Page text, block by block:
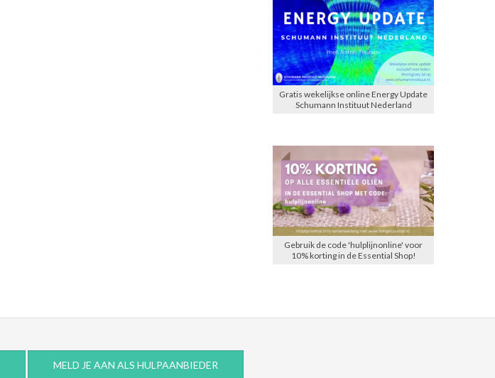
Gratis wekelijkse online Energy Update
Schumann Instituut Nederland
Gebruik de code 'hulplijnonline' voor
10% korting in de Essential Shop!
MELD JE AAN ALS HULPAANBIEDER